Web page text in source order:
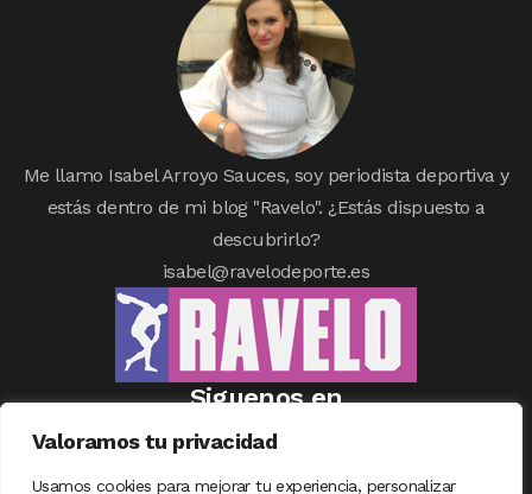
Valoramos tu privacidad
Usamos cookies para mejorar tu experiencia, personalizar
Me llamo Isabel Arroyo Sauces, soy periodista deportiva y
estás dentro de mi blog "Ravelo". ¿Estás dispuesto a
descubrirlo?
isabel@ravelodeporte.es
Siguenos en